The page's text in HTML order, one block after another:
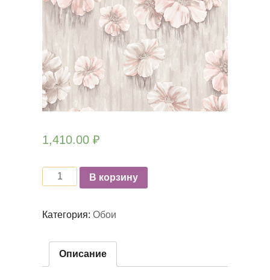
1,410.00 ₽
КоличествоВ корзину
Категория: Обои
Описание